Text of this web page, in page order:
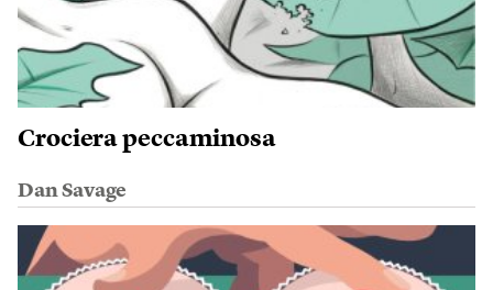
Crociera peccaminosa
Dan Savage